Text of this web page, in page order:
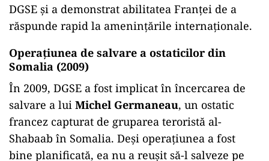
DGSE și a demonstrat abilitatea Franței de a
răspunde rapid la amenințările internaționale.
Operațiunea de salvare a ostaticilor din
Somalia (2009)
În 2009, DGSE a fost implicat în încercarea de
salvare a lui Michel Germaneau, un ostatic
francez capturat de gruparea teroristă al-
Shabaab în Somalia. Deși operațiunea a fost
bine planificată, ea nu a reușit să-l salveze pe